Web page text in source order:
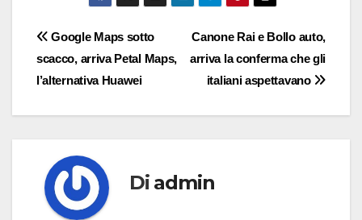
Navigazione
articoli
Canone Rai e Bollo auto,
arriva la conferma che gli
italiani aspettavano
Google Maps sotto
scacco, arriva Petal Maps,
l’alternativa Huawei
Di admin